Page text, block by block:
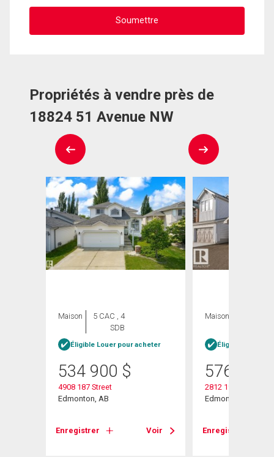
Propriétés à vendre près de
18824 51 Avenue NW
Maison
5 CAC , 4
SDB
Éligible Louer pour acheter
534 900 $
4908 187 Street
Edmonton, AB
Enregistrer Voir
Maison
Éligible Louer
576 600
2812 190 Street Nw
Edmonton, AB
Enregistrer